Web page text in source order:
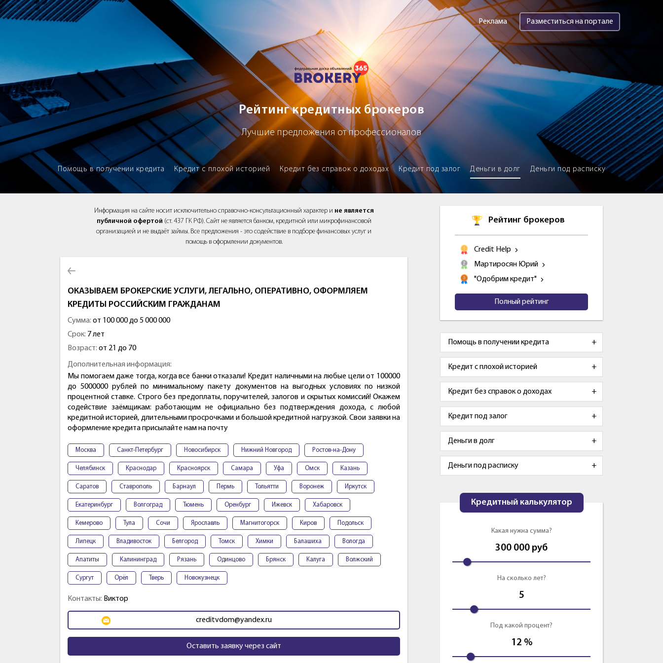
Brokery365 - Рейтинг кредитных брокеров
Реклама Разместиться на портале
Рейтинг кредитных брокеров
Лучшие предложения от профессионалов
Помощь в получении кредита Кредит с плохой историей Кредит без справок о доходах Кредит под залог Деньги в долг Деньги под расписку
Информация на сайте носит исключительно справочно-консультационный характер и не является
публичной офертой (ст. 437 ГК РФ). Сайт не является банком, кредитной или микрофинансовой
организацией и не выдаёт займы. Все предложения - это содействие в подборе финансовых услуг и
помощь в оформлении документов.
ОКАЗЫВАЕМ БРОКЕРСКИЕ УСЛУГИ, ЛЕГАЛЬНО, ОПЕРАТИВНО, ОФОРМЛЯЕМ
КРЕДИТЫ РОССИЙСКИМ ГРАЖДАНАМ
Сумма: от 100 000 до 5 000 000
Срок: 7 лет
Возраст: от 21 до 70
Дополнительная информация:
Мы помогаем даже тогда, когда все банки отказали! Кредит наличными на любые цели от 100000
до 5000000 рублей по минимальному пакету документов на выгодных условиях по низкой
процентной ставке. Строго без предоплаты, поручителей, залогов и скрытых комиссий! Окажем
содействие заёмщикам: работающим не официально без подтверждения дохода, с любой
кредитной историей, длительными просрочками и большой кредитной нагрузкой. Свои заявки на
оформление кредита присылайте нам на почту
Москва Санкт-Петербург Новосибирск Нижний Новгород Ростов-на-Дону
Челябинск Краснодар Красноярск Самара Уфа Омск Казань
Саратов Ставрополь Барнаул Пермь Тольятти Воронеж Иркутск
Екатеринбург Волгоград Тюмень Оренбург Ижевск Хабаровск
Кемерово Тула Сочи Ярославль Магнитогорск Киров Подольск
Липецк Владивосток Белгород Томск Химки Балашиха Вологда
Апатиты Калининград Рязань Одинцово Брянск Калуга Волжский
Сургут Орёл Тверь Новокузнецк
Контакты: Виктор
creditvdom@yandex.ru
Оставить заявку через сайт
Рейтинг брокеров
Credit Help
Мартиросян Юрий
"Одобрим кредит"
Полный рейтинг
Помощь в получении кредита
Кредит с плохой историей
Кредит без справок о доходах
Кредит под залог
Деньги в долг
Деньги под расписку
Кредитный калькулятор
Какая нужна сумма?
300 000 руб
На сколько лет?
5
Под какой процент?
12 %